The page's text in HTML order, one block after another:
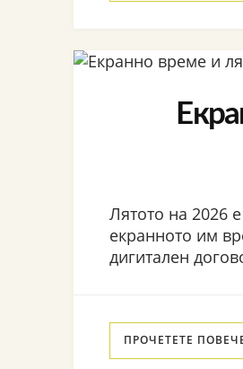
Лятото на 2026
екранното им
дигитален
ПРОЧЕТЕТЕ